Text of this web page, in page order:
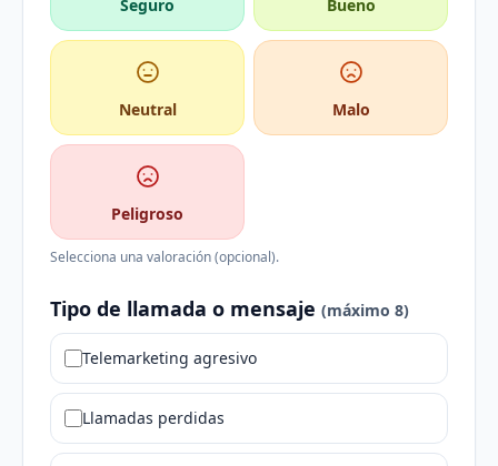
Seguro Bueno
Neutral Malo
Peligroso
Selecciona una valoración (opcional).
Tipo de llamada o mensaje (máximo 8)
Telemarketing agresivo
Llamadas perdidas